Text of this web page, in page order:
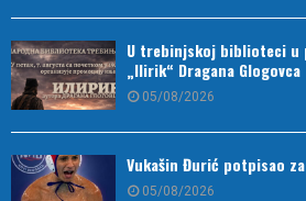
U trebinjskoj biblioteci u
„Ilirik“ Dragana Glogovca
05/08/2026
Vukašin Đurić potpisao
05/08/2026